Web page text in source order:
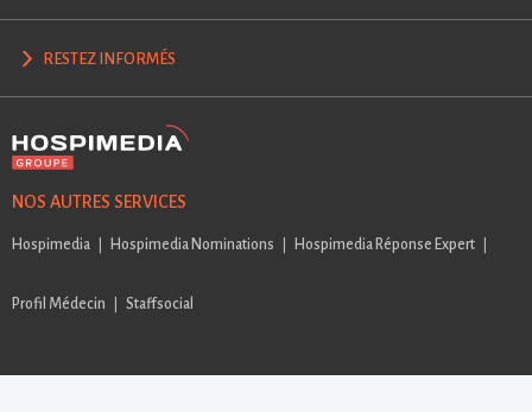
RESTEZ INFORMÉS
NOS AUTRES SERVICES
Hospimedia Hospimedia Nominations Hospimedia Réponse Expert
Profil Médecin Staffsocial